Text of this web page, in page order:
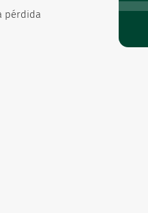
pérdida